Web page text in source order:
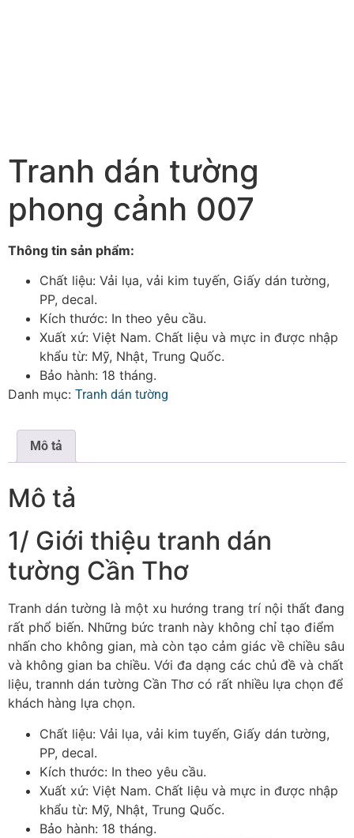
Tranh dán tường
phong cảnh 007
Thông tin sản phẩm:
Chất liệu: Vải lụa, vải kim tuyến, Giấy dán tường,
PP, decal.
Kích thước: In theo yêu cầu.
Xuất xứ: Việt Nam. Chất liệu và mực in được nhập
khẩu từ: Mỹ, Nhật, Trung Quốc.
Bảo hành: 18 tháng.
Danh mục: Tranh dán tường
Mô tả
Mô tả
1/ Giới thiệu tranh dán
tường Cần Thơ
Tranh dán tường là một xu hướng trang trí nội thất đang
rất phổ biến. Những bức tranh này không chỉ tạo điểm
nhấn cho không gian, mà còn tạo cảm giác về chiều sâu
và không gian ba chiều. Với đa dạng các chủ đề và chất
liệu, trannh dán tường Cần Thơ có rất nhiều lựa chọn để
khách hàng lựa chọn.
Chất liệu: Vải lụa, vải kim tuyến, Giấy dán tường,
PP, decal.
Kích thước: In theo yêu cầu.
Xuất xứ: Việt Nam. Chất liệu và mực in được nhập
khẩu từ: Mỹ, Nhật, Trung Quốc.
Bảo hành: 18 tháng.